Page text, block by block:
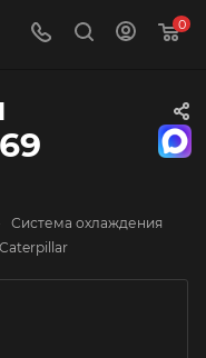
0
Система охлаждения